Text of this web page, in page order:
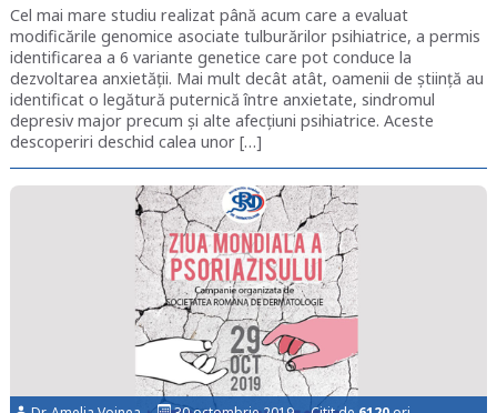
Cel mai mare studiu realizat până acum care a evaluat
modificările genomice asociate tulburărilor psihiatrice, a permis
identificarea a 6 variante genetice care pot conduce la
dezvoltarea anxietății. Mai mult decât atât, oamenii de știință au
identificat o legătură puternică între anxietate, sindromul
depresiv major precum și alte afecțiuni psihiatrice. Aceste
descoperiri deschid calea unor […]